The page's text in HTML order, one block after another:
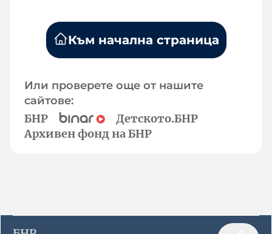
Към начална страница
Или проверете още от нашите
сайтове:
БНР
Детското.БНР
Архивен фонд на БНР